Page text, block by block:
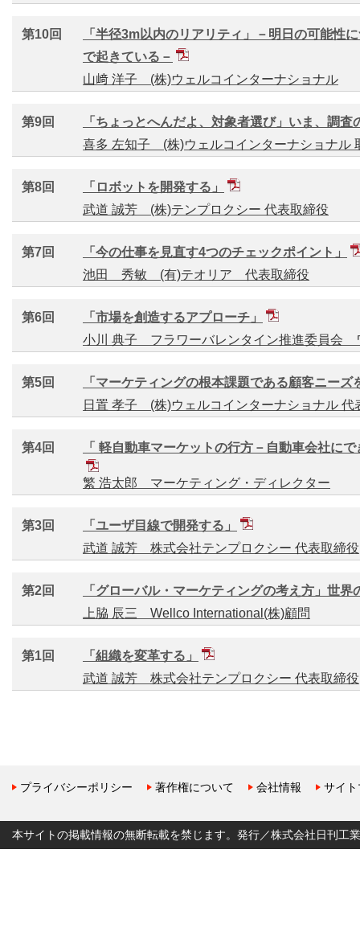
第10回
「半径3m以内のリアリティ」－明日の可能性
で起きている－
山﨑 洋子 (株)ウェルコインターナショナル
第9回
「ちょっとへんだよ、対象者選び」いま、調
喜多 左知子 (株)ウェルコインターナショナル
第8回
「ロボットを開発する」
武道 誠芳 (株)テンプロクシー 代表取締役
第7回
「今の仕事を見直す4つのチェックポイント」
池田 秀敏 (有)テオリア 代表取締役
第6回
「市場を創造するアプローチ」
小川 典子 フラワーバレンタイン推進委員会
第5回
「マーケティングの根本課題である顧客ニーズ
日置 孝子 (株)ウェルコインターナショナル 代
第4回 「 軽自動車マーケットの行方－自動車会社に
繁 浩太郎 マーケティング・ディレクター
第3回
「ユーザ目線で開発する」
武道 誠芳 株式会社テンプロクシー 代表取締役
第2回
「グローバル・マーケティングの考え方」世
上脇 辰三 Wellco International(株)顧問
第1回
「組織を変革する」
武道 誠芳 株式会社テンプロクシー 代表取締役
プライバシーポリシー 著作権について 会社情報 サイ
本サイトの掲載情報の無断転載を禁じます。発行／株式会社日刊